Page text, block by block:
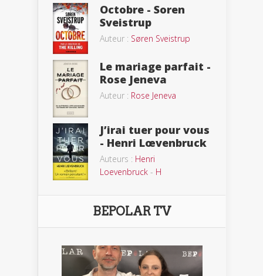
Octobre - Soren
Sveistrup
Auteur : Søren Sveistrup
Le mariage parfait -
Rose Jeneva
Auteur : Rose Jeneva
J’irai tuer pour vous
- Henri Lœvenbruck
Auteurs : Henri
Loevenbruck - H
BEPOLAR TV